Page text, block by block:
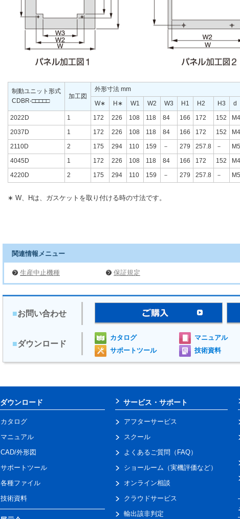
制動ユニット形式
CDBR-□□□□□
加工図
外形寸法 mm
W∗
H∗ W1 W2 W3 H1 H2 H3
d
2022D
1 172 226 108 118 84 166 172 152
M4
2037D
1 172 226 108 118 84 166 172 152
M4
2110D
2 175 294 110 159 － 279 257.8 －
M5
4045D
1 172 226 108 118 84 166 172 152
M4
4220D
2 175 294 110 159 － 279 257.8 － M5
∗ W、Hは、ガスケットを取り付ける時の寸法です。
関連情報メニュー
生産中止機種 保証規定
■お問い合わせ
■ダウンロード
カタログ マニュアル
サポートツール
技術資料
ダウンロード
カタログ
マニュアル
CAD/外形図
サポートツール
各種ファイル
技術資料
サービス・サポート
アフターサービス
スクール
よくあるご質問（FAQ）
ショールーム（実機評価など）
オンライン相談
クラウドサービス
輸出該非判定